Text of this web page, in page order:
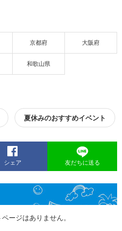
京都府 大阪府
和歌山県
夏休みのおすすめイベント
シェア 友だちに送る
ージはありません。